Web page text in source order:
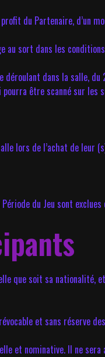
du Partenaire, d’un
au sort dans les
déroulant dans la salle,
être scanné sur les
lors de l’achat de leur
du Jeu sont
que soit sa
et sans réserve
et nominative. Il ne